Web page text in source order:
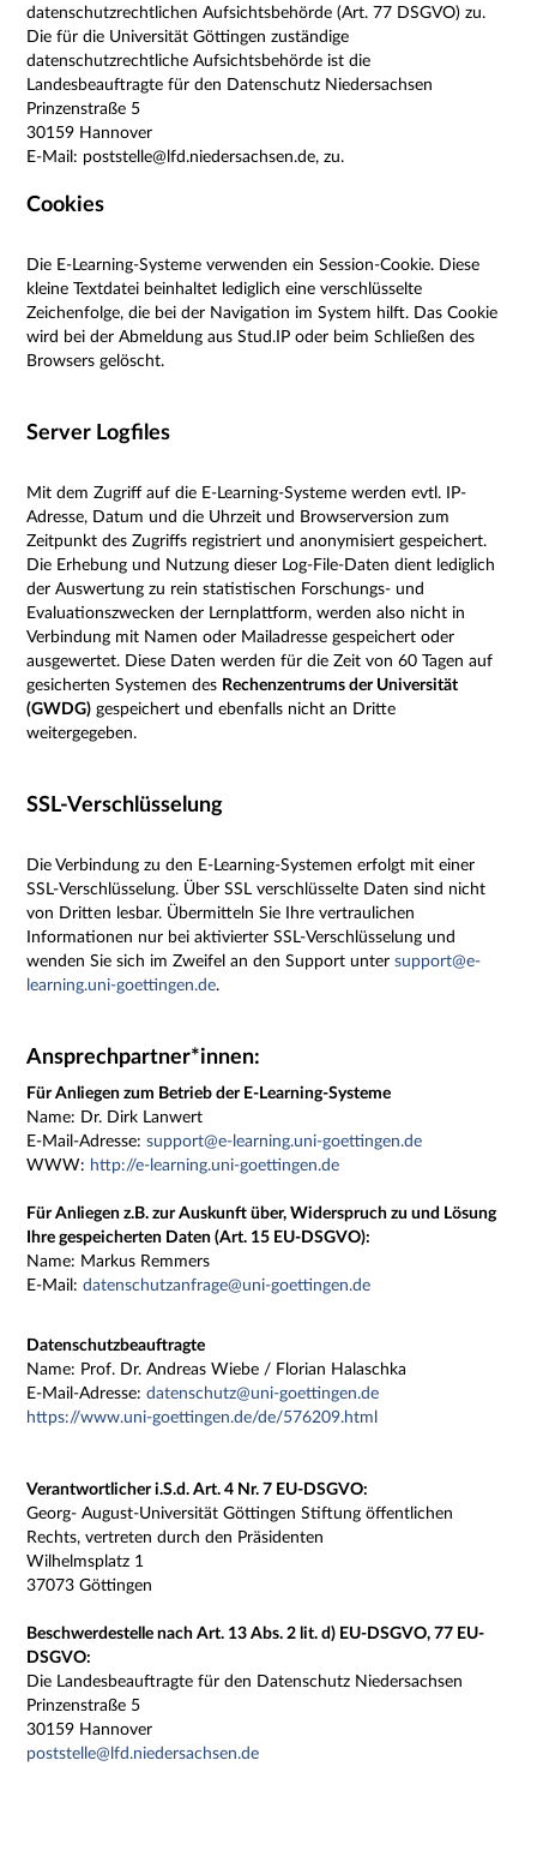
datenschutzrechtlichen Aufsichtsbehörde (Art. 77 DSGVO) zu.
Die für die Universität Göttingen zuständige
datenschutzrechtliche Aufsichtsbehörde ist die
Landesbeauftragte für den Datenschutz Niedersachsen
Prinzenstraße 5
30159 Hannover
E-Mail: poststelle@lfd.niedersachsen.de, zu.
Cookies
Die E-Learning-Systeme verwenden ein Session-Cookie. Diese
kleine Textdatei beinhaltet lediglich eine verschlüsselte
Zeichenfolge, die bei der Navigation im System hilft. Das Cookie
wird bei der Abmeldung aus Stud.IP oder beim Schließen des
Browsers gelöscht.
Server Logfiles
Mit dem Zugriff auf die E-Learning-Systeme werden evtl. IP-
Adresse, Datum und die Uhrzeit und Browserversion zum
Zeitpunkt des Zugriffs registriert und anonymisiert gespeichert.
Die Erhebung und Nutzung dieser Log-File-Daten dient lediglich
der Auswertung zu rein statistischen Forschungs- und
Evaluationszwecken der Lernplattform, werden also nicht in
Verbindung mit Namen oder Mailadresse gespeichert oder
ausgewertet. Diese Daten werden für die Zeit von 60 Tagen auf
gesicherten Systemen des Rechenzentrums der Universität
(GWDG) gespeichert und ebenfalls nicht an Dritte
weitergegeben.
SSL-Verschlüsselung
Die Verbindung zu den E-Learning-Systemen erfolgt mit einer
SSL-Verschlüsselung. Über SSL verschlüsselte Daten sind nicht
von Dritten lesbar. Übermitteln Sie Ihre vertraulichen
Informationen nur bei aktivierter SSL-Verschlüsselung und
wenden Sie sich im Zweifel an den Support untersupport@e-
learning.uni-goettingen.de.
Ansprechpartner*innen:
Für Anliegen zum Betrieb der E-Learning-Systeme
Name: Dr. Dirk Lanwert
E-Mail-Adresse:support@e-learning.uni-goettingen.de
WWW: http://e-learning.uni-goettingen.de
Für Anliegen z.B. zur Auskunft über, Widerspruch zu und Lösung
Ihre gespeicherten Daten (Art. 15 EU-DSGVO):
Name: Markus Remmers
E-Mail:datenschutzanfrage@uni-goettingen.de
Datenschutzbeauftragte
Name: Prof. Dr. Andreas Wiebe / Florian Halaschka
E-Mail-Adresse:datenschutz@uni-goettingen.de
https://www.uni-goettingen.de/de/576209.html
Verantwortlicher i.S.d. Art. 4 Nr. 7 EU-DSGVO:
Georg- August-Universität Göttingen Stiftung öffentlichen
Rechts, vertreten durch den Präsidenten
Wilhelmsplatz 1
37073 Göttingen
Beschwerdestelle nach Art. 13 Abs. 2 lit. d) EU-DSGVO, 77 EU-
DSGVO:
Die Landesbeauftragte für den Datenschutz Niedersachsen
Prinzenstraße 5
30159 Hannover
poststelle@lfd.niedersachsen.de